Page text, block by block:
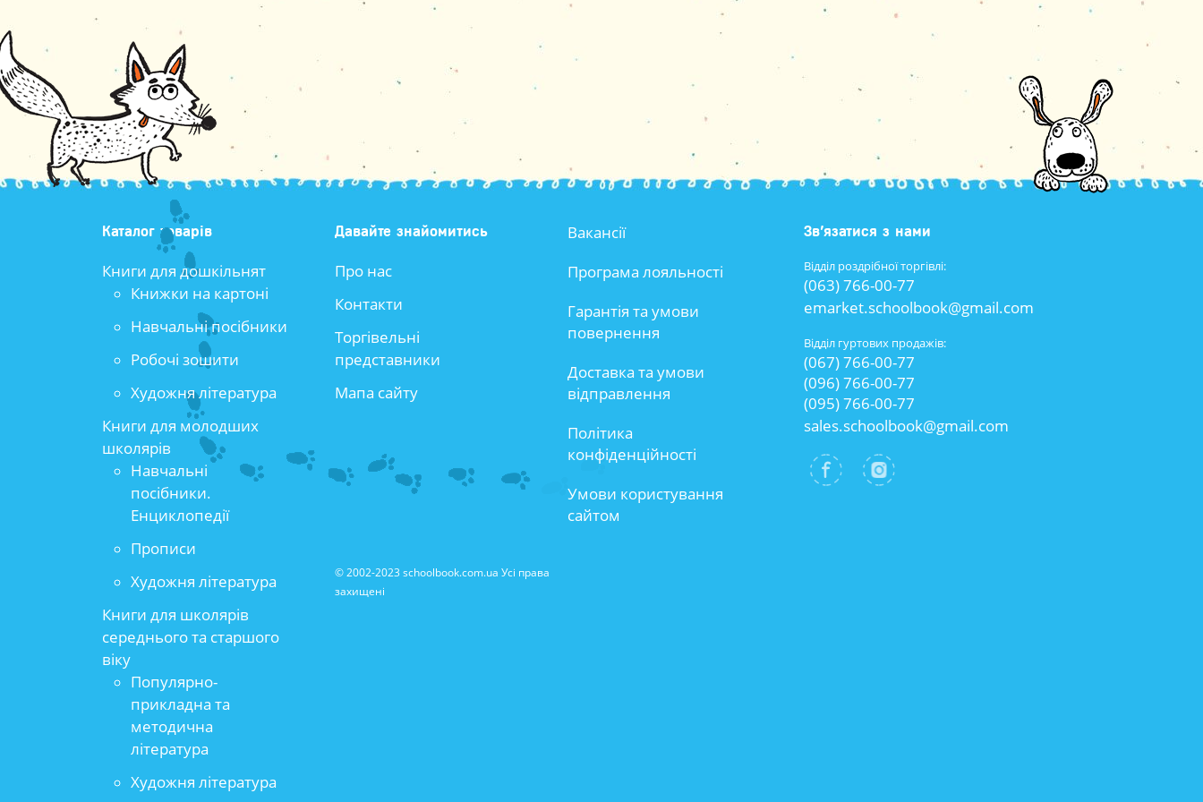
Каталог товарів
Книги для дошкільнят
Книжки на картоні
Навчальні посібники
Робочі зошити
Художня література
Книги для молодших
школярів
Навчальні
посібники.
Енциклопедії
Прописи
Художня література
Книги для школярів
середнього та старшого
віку
Популярно-
прикладна та
методична
література
Художня література
Давайте знайомитись
Про нас
Контакти
Торгівельні
представники
Мапа сайту
Вакансії
Програма лояльності
Гарантія та умови
повернення
Доставка та умови
відправлення
Політика
конфіденційності
Умови користування
сайтом
Зв’язатися з нами
Відділ роздрібної торгівлі:
(063) 766-00-77
emarket.schoolbook@gmail.com
Відділ гуртових продажів:
(067) 766-00-77
(096) 766-00-77
(095) 766-00-77
sales.schoolbook@gmail.com
© 2002-2023 schoolbook.com.ua Усі права
захищені